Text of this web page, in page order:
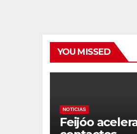
YOU MISSED
NOTICIAS
Feijóo